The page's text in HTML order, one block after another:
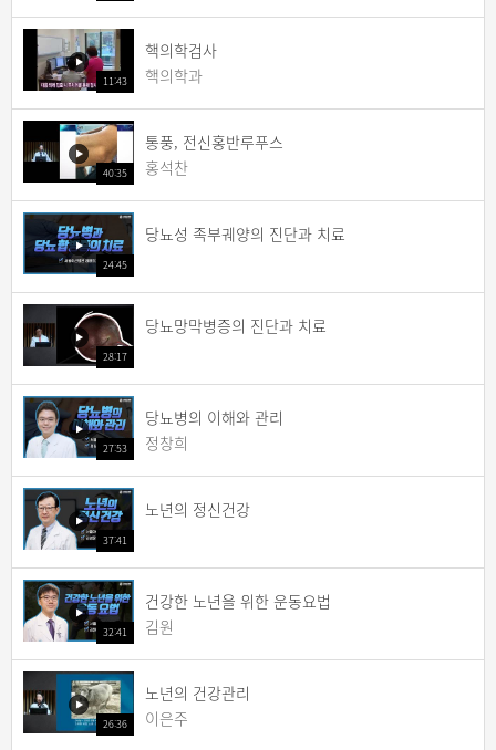
11:43
핵의학검사
핵의학과
40:35
통풍, 전신홍반루푸스
홍석찬
24:45
당뇨성 족부궤양의 진단과 치료
28:17
당뇨망막병증의 진단과 치료
27:53
당뇨병의 이해와 관리
정창희
37:41
노년의 정신건강
32:41
건강한 노년을 위한 운동요법
김원
26:36
노년의 건강관리
이은주